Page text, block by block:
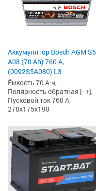
Аккумулятор Bosch AGM S5
A08 (70 Ah) 760 А,
(0092S5A080) L3
Ёмкость 70 А·ч,
Полярность обратная [- +],
Пусковой ток 760 А,
278x175x190